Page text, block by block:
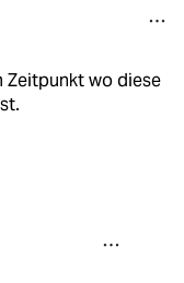
Zeitpunkt wo diese